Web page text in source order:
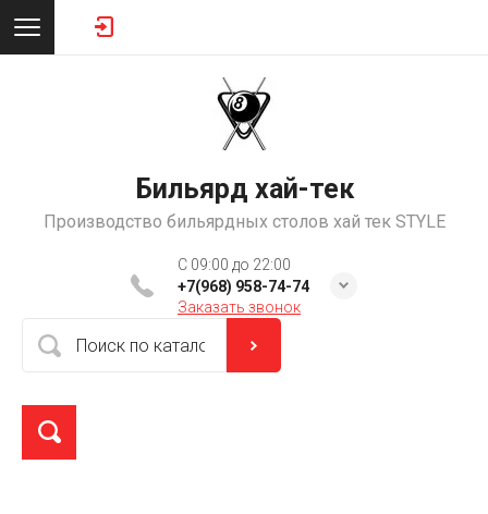
Бильярд хай-тек
Производство бильярдных столов хай тек STYLE
C 09:00 до 22:00
+7(968) 958-74-74
Заказать звонок